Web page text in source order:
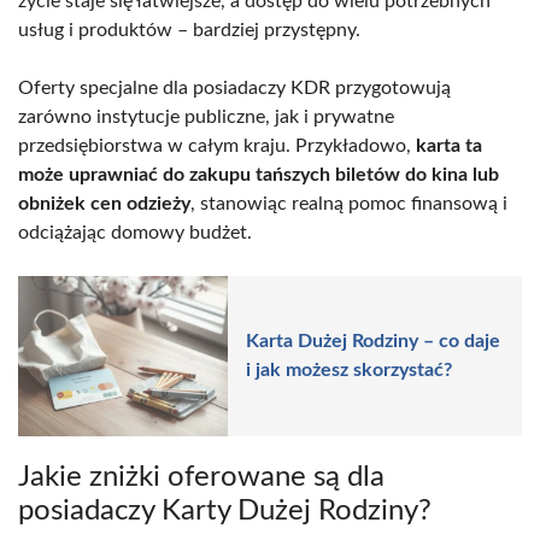
usług i produktów – bardziej przystępny.
Oferty specjalne dla posiadaczy KDR przygotowują
zarówno instytucje publiczne, jak i prywatne
przedsiębiorstwa w całym kraju. Przykładowo, karta ta
może uprawniać do zakupu tańszych biletów do kina lub
obniżek cen odzieży, stanowiąc realną pomoc finansową i
odciążając domowy budżet.
Karta Dużej Rodziny – co daje
i jak możesz skorzystać?
Jakie zniżki oferowane są dla
posiadaczy Karty Dużej Rodziny?